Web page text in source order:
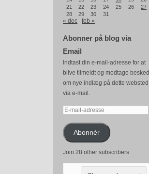
21
22 23 24 25 26
27
28
29 30 31
« dec feb »
Abonner på blog via
Email
Indtast din e-mail-adresse for at
blive tilmeldt og modtage besked
om nye indlæg på dette websted
via e-mail.
E-
adresseAbonnér
Join 28 other subscribers